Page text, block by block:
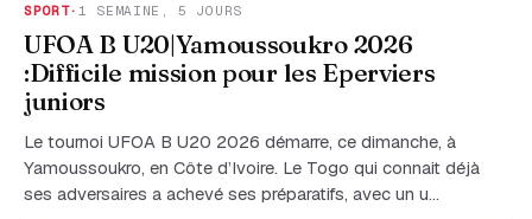
SPORT· 1 SEMAINE, 5 JOURS
UFOA B U20|Yamoussoukro 2026
:Difficile mission pour les Eperviers
juniors
Le tournoi UFOA B U20 2026 démarre, ce dimanche, à
Yamoussoukro, en Côte d’Ivoire. Le Togo qui connait déjà
ses adversaires a achevé ses préparatifs, avec un u…